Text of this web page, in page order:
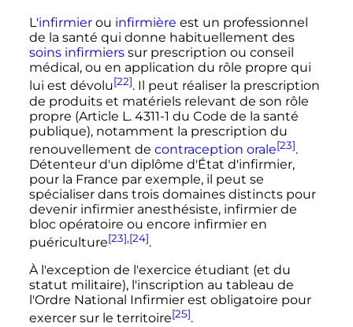
L'infirmierou infirmière est un professionnel
de la santé qui donne habituellement des
soins infirmierssur prescription ou conseil
médical, ou en application du rôle propre qui
lui est dévolu[22]. Il peut réaliser la prescription
de produits et matériels relevant de son rôle
propre (Article L. 4311-1 du Code de la santé
publique), notamment la prescription du
renouvellement de contraception orale[23].
Détenteur d'un diplôme d'État d'infirmier,
pour la France par exemple, il peut se
spécialiser dans trois domaines distincts pour
devenir infirmier anesthésiste, infirmier de
bloc opératoire ou encore infirmier en
puériculture[23],[24].
À l'exception de l'exercice étudiant (et du
statut militaire), l'inscription au tableau de
l'Ordre National Infirmier est obligatoire pour
exercer sur le territoire[25].